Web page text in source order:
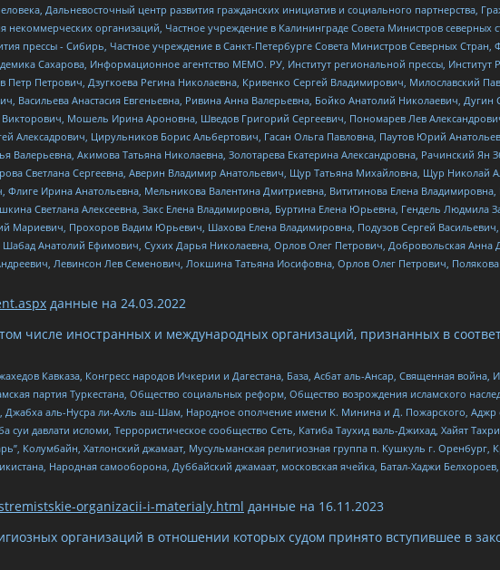
Дальневосточный центр развития гражданских инициатив и социального партнерства,
организаций, Частное учреждение в Калининграде Совета Министров северных
прессы - Сибирь, Частное учреждение в Санкт-Петербурге Совета Министров Северных
Сахарова, Информационное агентство МЕМО. РУ, Институт региональной прессы,
Петр Петрович, Дзугкоева Регина Николаевна, Кривенко Сергей Владимирович,
Васильева Анастасия Евгеньевна, Ривина Анна Валерьевна, Бойко Анатолий Николаевич,
Мошель Ирина Ароновна, Шведов Григорий Сергеевич, Пономарев Лев
Алексадрович, Цирульников Борис Альбертович, Гасан Ольга Павловна, Паутов Юрий
Валерьевна, Акимова Татьяна Николаевна, Золотарева Екатерина Александровна, Рачинский
Светлана Сергеевна, Аверин Владимир Анатольевич, Щур Татьяна Михайловна, Щур
Ирина Анатольевна, Мельникова Валентина Дмитриевна, Вититинова Елена
Светлана Алексеевна, Закс Елена Владимировна, Буртина Елена Юрьевна, Гендель
Мариевич, Прохоров Вадим Юрьевич, Шахова Елена Владимировна, Подузов Сергей
Анатолий Ефимович, Сухих Дарья Николаевна, Орлов Олег Петрович, Добровольская Анна
Левинсон Лев Семенович, Локшина Татьяна Иосифовна, Орлов Олег Петрович,
данные на 24.03.2022
числе иностранных и международных организаций, признанных в
Кавказа, Конгресс народов Ичкерии и Дагестана, База, Асбат аль-Ансар, Священная война,
партия Туркестана, Общество социальных реформ, Общество возрождения исламского
Джабха аль-Нусра ли-Ахль аш-Шам, Народное ополчение имени К. Минина и Д. Пожарского,
суи давлати исломи, Террористическое сообщество Сеть, Катиба Таухид валь-Джихад, Хайят
Колумбайн, Хатлонский джамаат, Мусульманская религиозная группа п. Кушкуль г.
Народная самооборона, Дуббайский джамаат, московская ячейка, Батал-Хаджи
organizacii-i-materialy.html данные на 16.11.2023
организаций в отношении которых судом принято вступившее в